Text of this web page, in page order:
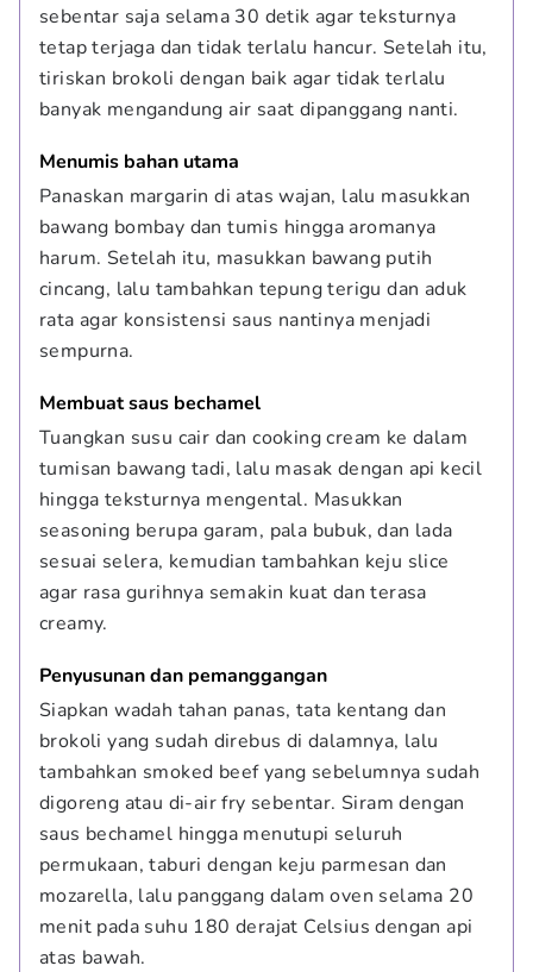
sebentar saja selama 30 detik agar teksturnya
tetap terjaga dan tidak terlalu hancur. Setelah itu,
tiriskan brokoli dengan baik agar tidak terlalu
banyak mengandung air saat dipanggang nanti.
Menumis bahan utama
Panaskan margarin di atas wajan, lalu masukkan
bawang bombay dan tumis hingga aromanya
harum. Setelah itu, masukkan bawang putih
cincang, lalu tambahkan tepung terigu dan aduk
rata agar konsistensi saus nantinya menjadi
sempurna.
Membuat saus bechamel
Tuangkan susu cair dan cooking cream ke dalam
tumisan bawang tadi, lalu masak dengan api kecil
hingga teksturnya mengental. Masukkan
seasoning berupa garam, pala bubuk, dan lada
sesuai selera, kemudian tambahkan keju slice
agar rasa gurihnya semakin kuat dan terasa
creamy.
Penyusunan dan pemanggangan
Siapkan wadah tahan panas, tata kentang dan
brokoli yang sudah direbus di dalamnya, lalu
tambahkan smoked beef yang sebelumnya sudah
digoreng atau di-air fry sebentar. Siram dengan
saus bechamel hingga menutupi seluruh
permukaan, taburi dengan keju parmesan dan
mozarella, lalu panggang dalam oven selama 20
menit pada suhu 180 derajat Celsius dengan api
atas bawah.